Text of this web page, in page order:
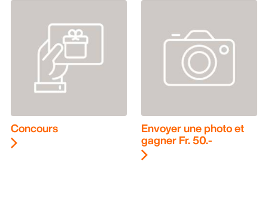
Concours Envoyer une photo et
gagner Fr. 50.-